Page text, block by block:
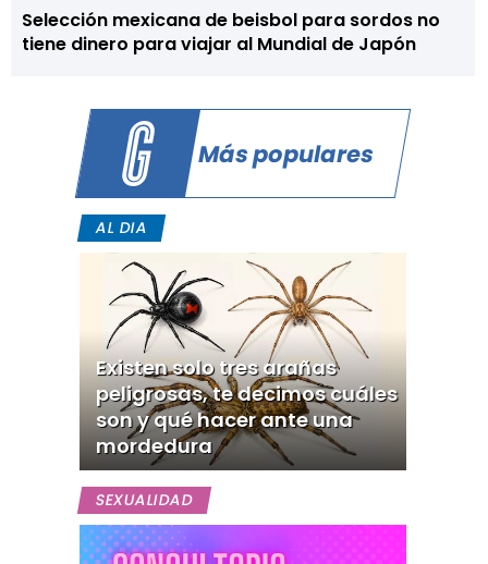
Selección mexicana de beisbol para sordos no
tiene dinero para viajar al Mundial de Japón
Más populares
AL DIA
Existen solo tres arañas
peligrosas, te decimos cuáles
son y qué hacer ante una
mordedura
SEXUALIDAD